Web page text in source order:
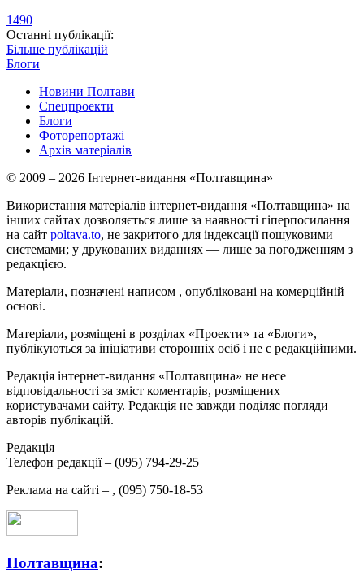
1490
Останні публікації:
Більше публікацій
Блоги
Новини Полтави
Спецпроекти
Блоги
Фоторепортажі
Архів матеріалів
© 2009 – 2026 Інтернет-видання «Полтавщина»
Використання матеріалів інтернет-видання «Полтавщина» на
інших сайтах дозволяється лише за наявності гіперпосилання
на сайт poltava.to, не закритого для індексації пошуковими
системами; у друкованих виданнях — лише за погодженням з
редакцією.
Матеріали, позначені написом , опубліковані на комерційній
основі.
Матеріали, розміщені в розділах «Проекти» та «Блоги»,
публікуються за ініціативи сторонніх осіб і не є редакційними.
Редакція інтернет-видання «Полтавщина» не несе
відповідальності за зміст коментарів, розміщених
користувачами сайту. Редакція не завжди поділяє погляди
авторів публікацій.
Редакція –
Телефон редакції – (095) 794-29-25
Реклама на сайті – , (095) 750-18-53
Полтавщина: